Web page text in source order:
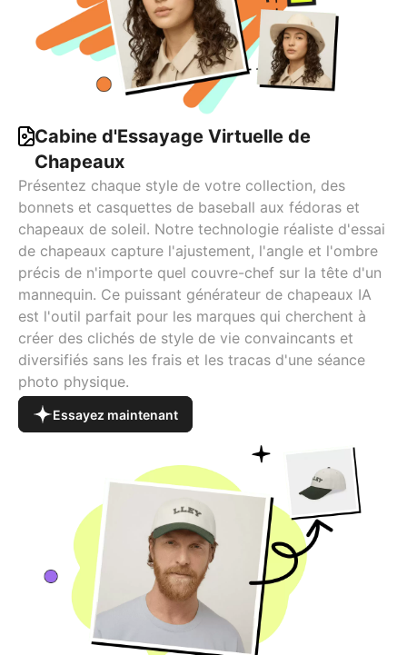
Cabine d'Essayage Virtuelle de
Chapeaux
Présentez chaque style de votre collection, des
bonnets et casquettes de baseball aux fédoras et
chapeaux de soleil. Notre technologie réaliste d'essai
de chapeaux capture l'ajustement, l'angle et l'ombre
précis de n'importe quel couvre-chef sur la tête d'un
mannequin. Ce puissant générateur de chapeaux IA
est l'outil parfait pour les marques qui cherchent à
créer des clichés de style de vie convaincants et
diversifiés sans les frais et les tracas d'une séance
photo physique.
Essayez maintenant